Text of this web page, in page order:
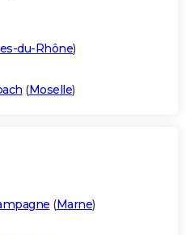
du-Rhône)
(Moselle)
(Marne)